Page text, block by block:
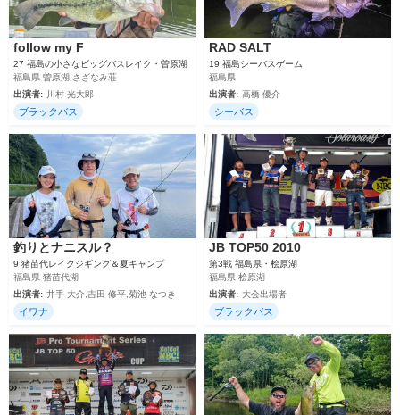
follow my F
27 福島の小さなビッグバスレイク・曽原湖
福島県 曽原湖 さざなみ荘
出演者:
川村 光大郎
ブラックバス
RAD SALT
19 福島シーバスゲーム
福島県
出演者: 高橋 優介
シーバス
釣りとナニスル？
9 猪苗代レイクジギング＆夏キャンプ
福島県 猪苗代湖
出演者: 井手 大介,吉田 修平,菊池 なつき
イワナ
JB TOP50 2010
第3戦 福島県・桧原湖
福島県 桧原湖
出演者: 大会出場者
ブラックバス